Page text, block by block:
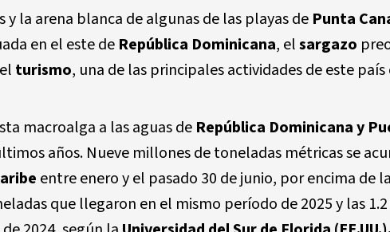
y la arena blanca de algunas de las playas de Punta
en el este de República Dominicana, elsargazo
turismo, una de las principales actividades de este
macroalga a las aguas de República Dominicana y
años. Nueve millones de toneladas métricas se
entre enero y el pasado 30 de junio, por encima de
que llegaron en el mismo período de 2025 y las